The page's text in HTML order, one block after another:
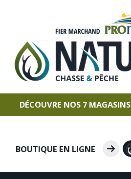
DÉCOUVRE NOS 7 MAGASINS
BOUTIQUE EN LIGNE